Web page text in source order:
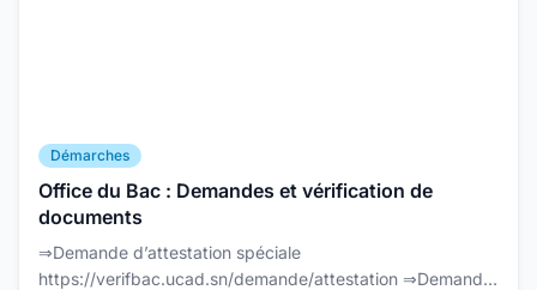
Démarches
Office du Bac : Demandes et vérification de
documents
⇒Demande d’attestation spéciale
https://verifbac.ucad.sn/demande/attestation ⇒Demande